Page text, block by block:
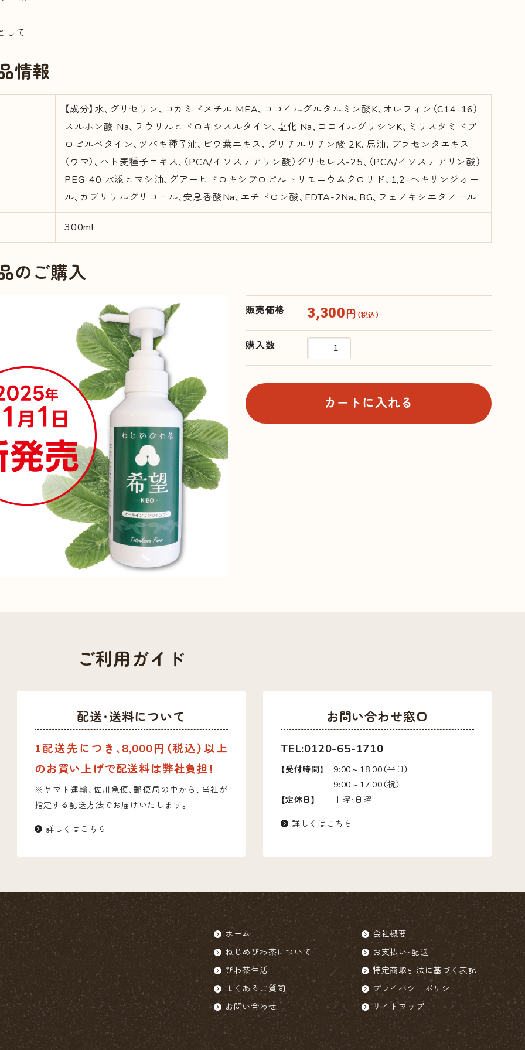
して
情報
【成分】水、グリセリン、コカミドメチル MEA、ココイルグルタルミン酸K、オレフィン（C14-16）
スルホン酸 Na、ラウリルヒドロキシスルタイン、塩化 Na、ココイルグリシンK、ミリスタミドプ
ロピルベタイン、ツバキ種子油、ビワ葉エキス、グリチルリチン酸 2K、馬油、プラセンタエキス
（ウマ）、ハト麦種子エキス、（PCA/イソステアリン酸）グリセレス-25、（PCA/イソステアリン酸）
PEG-40 水添ヒマシ油、グアーヒドロキシプロピルトリモニウムクロリド、1,2-ヘキサンジオー
ル、カプリリルグリコール、安息香酸Na、エチドロン酸、EDTA-2Na、BG、フェノキシエタノール
300ml
のご購入
販売価格 3,300円 （税込）
購入数
カートに入れる
ご利用ガイド
配送・送料について
1配送先につき、8,000円（税込）以上
のお買い上げで配送料は弊社負担！
※ヤマト運輸、佐川急便、郵便局の中から、当社が
指定する配送方法でお届けいたします。
詳しくはこちら
お問い合わせ窓口
TEL:0120-65-1710
【受付時間】
9:00～18:00（平日）
9:00～17:00（祝）
【定休日】
土曜・日曜
詳しくはこちら
ホーム
ねじめびわ茶について
びわ茶生活
よくあるご質問
お問い合わせ
会社概要
お支払い・配送
特定商取引法に基づく表記
プライバシーポリシー
サイトマップ